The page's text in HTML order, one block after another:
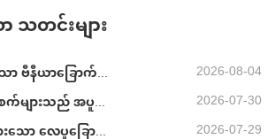
သို့မဟုတ် အရောင်ပြောင်းခြင်းကဲ့သို့သော
ချို့ယွင်းချက်များ ဖြစ်နိုင်ခြေ။…
တင်းများ
အစွမ်းသတ္တိအားဖြင့်သာ ဗီနီယာခြောက်စက်များကို အရွယ်အစားသတ်မှတ်ခြင်းမပြုပါနှင့်
2026-08-04
အအေးဗီနီယာကြိတ်စက်များသည် အပူပိုမပေးမီ လေထုတ်ယူရန် လိုအပ်သည်
2026-07-30
အပူချိန်ထိန်းချုပ်ထားသော လေပူခြောက်ခြင်းဖြင့် ဗီနီယာပို့ဆောင်မှုကို တည်ငြိမ်စွာထိန်းသိမ်းပါ
2026-07-29